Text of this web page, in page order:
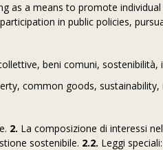
as a means to promote
in public policies,
beni comuni,
common goods,
2. La composizione di interessi
sostenibile. 2.2. Leggi